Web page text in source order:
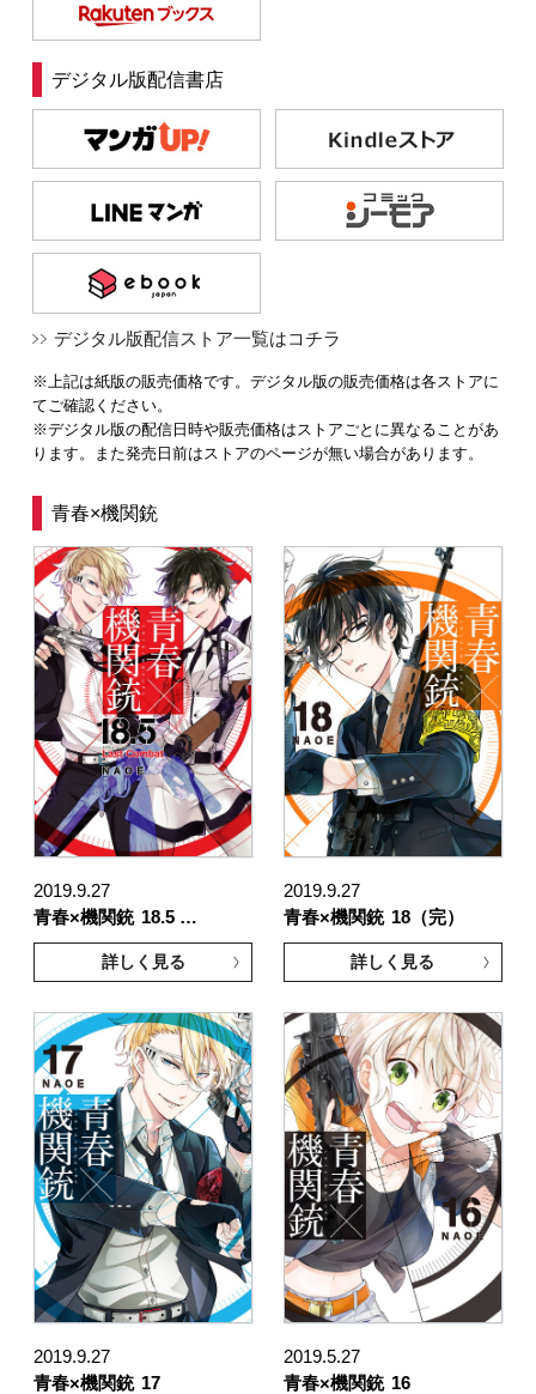
デジタル版配信書店
デジタル版配信ストア一覧はコチラ
※上記は紙版の販売価格です。デジタル版の販売価格は各ストアに
てご確認ください。
※デジタル版の配信日時や販売価格はストアごとに異なることがあ
ります。また発売日前はストアのページが無い場合があります。
青春×機関銃
2019.9.27
青春×機関銃 18.5 …
詳しく見る
2019.9.27
青春×機関銃 18（完）
詳しく見る
2019.9.27
青春×機関銃 17
2019.5.27
青春×機関銃 16